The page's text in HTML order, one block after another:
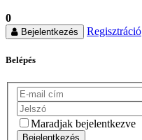
0
Bejelentkezés Regisztráció
Belépés
Maradjak bejelentkezve
Bejelentkezés